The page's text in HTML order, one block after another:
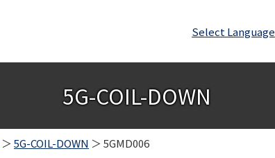
Select Language
5G-COIL-DOWN
＞5G-COIL-DOWN ＞ 5GMD006